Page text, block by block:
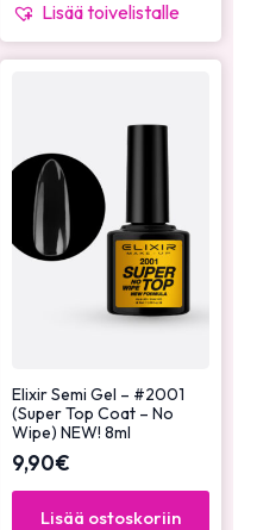
Lisää toivelistalle
Elixir Semi Gel – #2001
(Super Top Coat – No
Wipe) NEW! 8ml
9,90€
Lisää ostoskoriin